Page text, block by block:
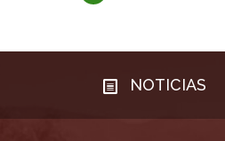
NOTICIAS